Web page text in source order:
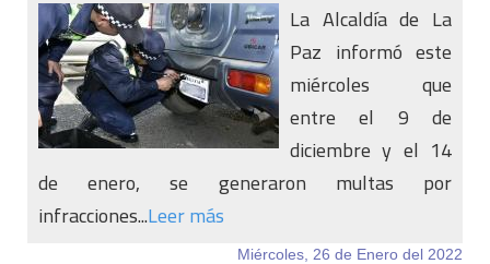
La Alcaldía de La
Paz informó este
miércoles que
entre el 9 de
diciembre y el 14
de enero, se generaron multas por
infracciones...Leer más
Miércoles, 26 de Enero del 2022